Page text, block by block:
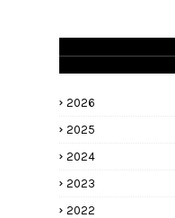
2026
2025
2024
2023
2022